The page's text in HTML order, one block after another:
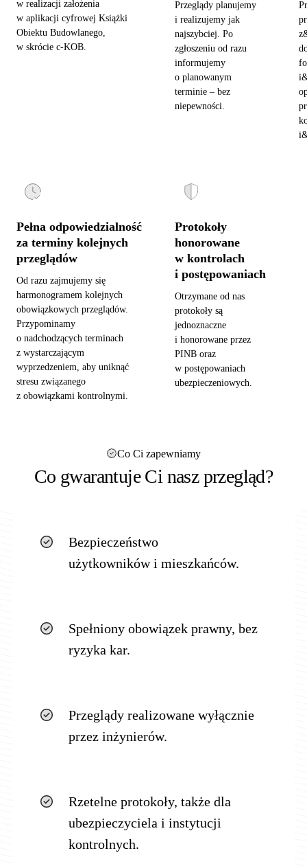
w realizacji założenia
w aplikacji cyfrowej Książki
Obiektu Budowlanego,
w skrócie c-KOB.
Przeglądy planujemy
i realizujemy jak
najszybciej. Po
zgłoszeniu od razu
informujemy
o planowanym
terminie – bez
niepewności.
Pełna odpowiedzialność
za terminy kolejnych
przeglądów
Od razu zajmujemy się
harmonogramem kolejnych
obowiązkowych przeglądów.
Przypominamy
o nadchodzących terminach
z wystarczającym
wyprzedzeniem, aby uniknąć
stresu związanego
z obowiązkami kontrolnymi.
Protokoły
honorowane
w kontrolach
i postępowaniach
Otrzymane od nas
protokoły są
jednoznaczne
i honorowane przez
PINB oraz
w postępowaniach
ubezpieczeniowych.
Co Ci zapewniamy
Co gwarantuje Ci nasz przegląd?
Bezpieczeństwo
użytkowników i mieszkańców.
Spełniony obowiązek prawny, bez
ryzyka kar.
Przeglądy realizowane wyłącznie
przez inżynierów.
Rzetelne protokoły, także dla
ubezpieczyciela i instytucji
kontrolnych.